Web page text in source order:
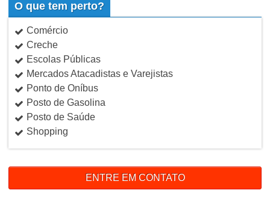
O que tem perto?
Comércio
Creche
Escolas Públicas
Mercados Atacadistas e Varejistas
Ponto de Oníbus
Posto de Gasolina
Posto de Saúde
Shopping
ENTRE EM CONTATO